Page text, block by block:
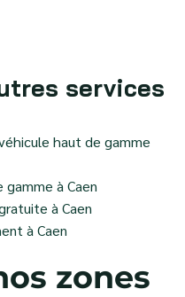
services
haut de gamme
à Caen
à Caen
à Caen
zones